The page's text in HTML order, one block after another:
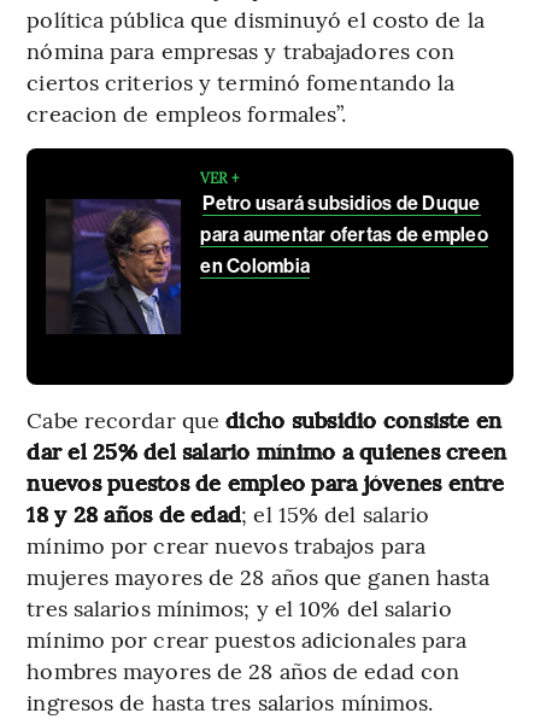
política pública que disminuyó el costo de la
nómina para empresas y trabajadores con
ciertos criterios y terminó fomentando la
creacion de empleos formales”.
VER +
Petro usará subsidios de Duque
para aumentar ofertas de empleo
en Colombia
Cabe recordar quedicho subsidio consiste en
dar el 25% del salario mínimo a quienes creen
nuevos puestos de empleo para jóvenes entre
18 y 28 años de edad; el 15% del salario
mínimo por crear nuevos trabajos para
mujeres mayores de 28 años que ganen hasta
tres salarios mínimos; y el 10% del salario
mínimo por crear puestos adicionales para
hombres mayores de 28 años de edad con
ingresos de hasta tres salarios mínimos.